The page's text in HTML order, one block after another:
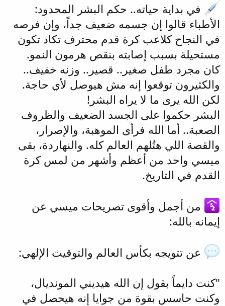
في بداية حياته.. حكم البشر المحدود:
الأطباء قالوا إن جسمه ضعيف جداً، وإن فرصه
في النجاح كلاعب كرة قدم محترف تكاد تكون
مستحيلة بسبب إصابته بنقص هرمون النمو.
كان مجرد طفل صغير.. قصير.. وزنه خفيف..
والكثيرون توقعوا إنه مش هيوصل لأي حاجة.
لكن الله يرى ما لا يراه البشر!
البشر حكموا على الجسد الضعيف والظروف
الصعبة.. أما الله فرأى الموهبة، والإصرار،
والقصة اللي هتُلهم العالم كله. والنهاردة، بقى
ميسي واحد من أعظم وأشهر من لمس كرة
القدم في التاريخ.
من أجمل وأقوى تصريحات ميسي عن
إيمانه بالله:
عن تتويجه بكأس العالم والتوقيت الإلهي:
"كنت دايماً بقول إن الله هيديني المونديال،
وكنت حاسس بقوة من جوايا إنه هيحصل في